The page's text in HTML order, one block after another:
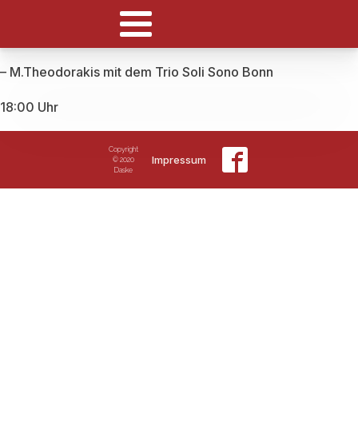
– M.Theodorakis mit dem Trio Soli Sono Bonn
18:00 Uhr
Copyright
© 2020
Daske
Impressum